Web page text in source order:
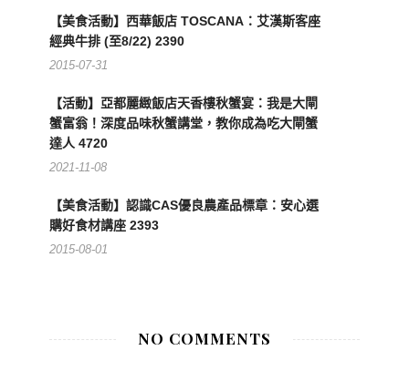
【美食活動】西華飯店 TOSCANA：艾漢斯客座
經典牛排 (至8/22) 2390
2015-07-31
【活動】亞都麗緻飯店天香樓秋蟹宴：我是大閘
蟹富翁！深度品味秋蟹講堂，教你成為吃大閘蟹
達人 4720
2021-11-08
【美食活動】認識CAS優良農產品標章：安心選
購好食材講座 2393
2015-08-01
NO COMMENTS